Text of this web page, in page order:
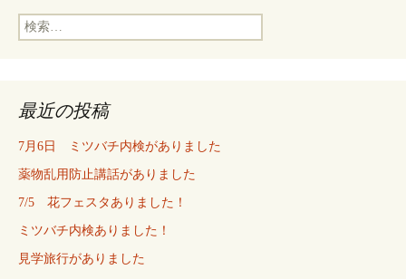
検
索:
最近の投稿
7月6日 ミツバチ内検がありました
薬物乱用防止講話がありました
7/5 花フェスタありました！
ミツバチ内検ありました！
見学旅行がありました